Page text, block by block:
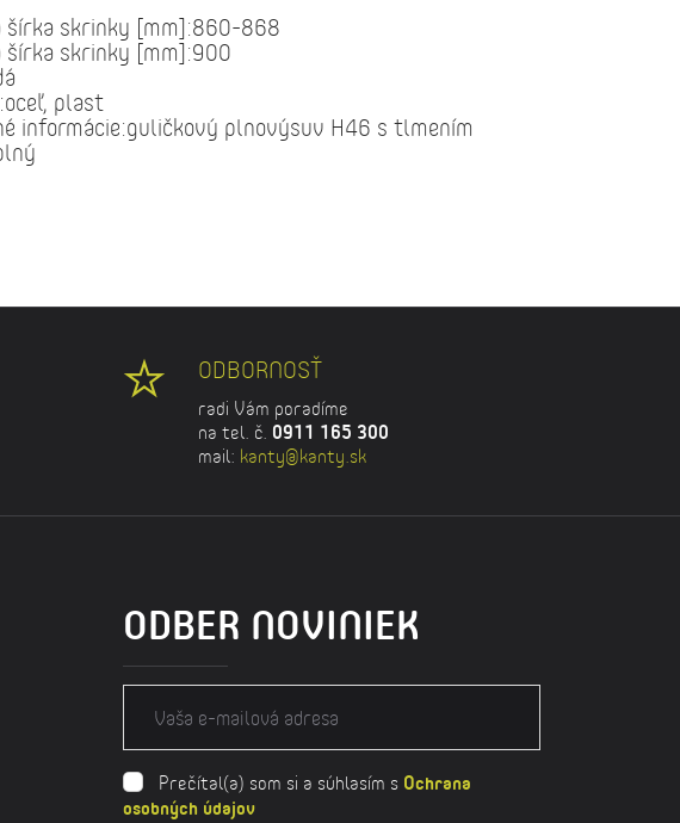
šírka skrinky [mm]:860-868
šírka skrinky [mm]:900
plast
informácie:guličkový plnovýsuv H46 s tlmením
ODBORNOSŤ
radi Vám poradíme
na tel. č. 0911 165 300
mail: kanty@kanty.sk
ODBER NOVINIEK
Prečítal(a) som si a súhlasím s Ochrana
osobných údajov